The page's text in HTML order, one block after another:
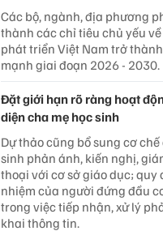
Các bộ, ngành, địa phương
thành các chỉ tiêu chủ yếu
phát triển Việt Nam trở
mạnh giai đoạn 2026 - 2030.
Đặt giới hạn rõ ràng hoạt
diện cha mẹ học sinh
Dự thảo cũng bổ sung cơ
sinh phản ánh, kiến nghị,
thoại với cơ sở giáo dục; quy
nhiệm của người đứng đầu
trong việc tiếp nhận, xử lý
khai thông tin.